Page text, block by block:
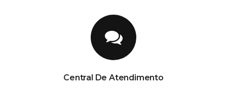
Central De Atendimento